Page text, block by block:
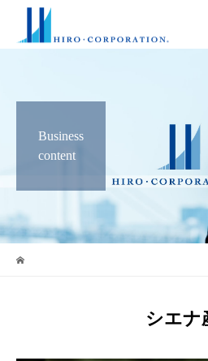
Business
content
シエナ